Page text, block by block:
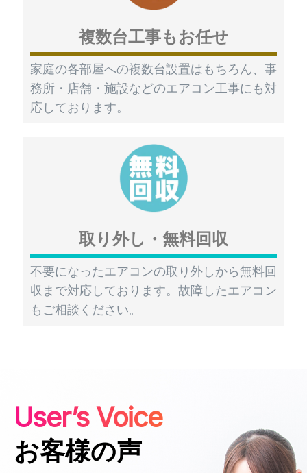
複数台工事もお任せ
家庭の各部屋への複数台設置はもちろん、事
務所・店舗・施設などのエアコン工事にも対
応しております。
取り外し・無料回収
不要になったエアコンの取り外しから無料回
収まで対応しております。故障したエアコン
もご相談ください。
User’s Voice
お客様の声